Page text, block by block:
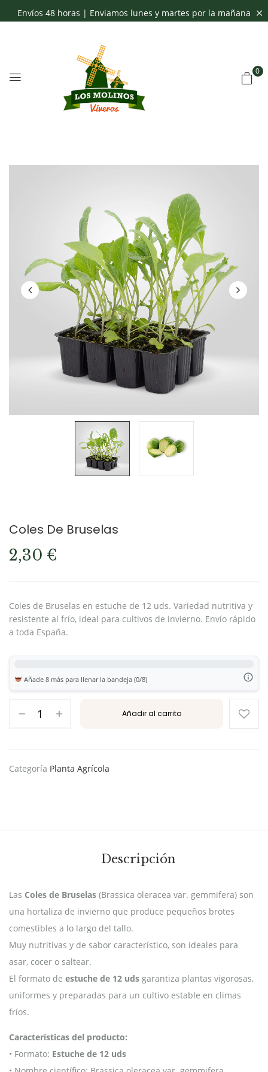
Envíos 48 horas | Enviamos lunes y martes por la mañana
0
Coles De Bruselas
2,30 €
Coles de Bruselas en estuche de 12 uds. Variedad nutritiva y
resistente al frío, ideal para cultivos de invierno. Envío rápido
a toda España.
Añade 8 más para llenar la bandeja (0/8)
Añadir al carrito
Categoría Planta Agrícola
Descripción
Las Coles de Bruselas (Brassica oleracea var. gemmifera) son
una hortaliza de invierno que produce pequeños brotes
comestibles a lo largo del tallo.
Muy nutritivas y de sabor característico, son ideales para
asar, cocer o saltear.
El formato de estuche de 12 uds garantiza plantas vigorosas,
uniformes y preparadas para un cultivo estable en climas
fríos.
Características del producto:
• Formato: Estuche de 12 uds